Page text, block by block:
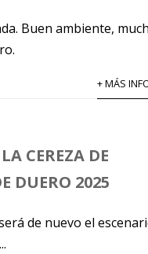
Buen ambiente,
+ MÁS
CEREZA DE
DUERO 2025
de nuevo el